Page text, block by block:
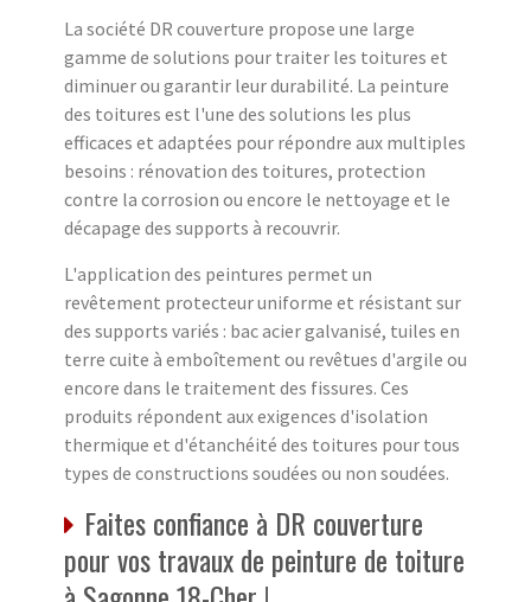
La société DR couverture propose une large
gamme de solutions pour traiter les toitures et
diminuer ou garantir leur durabilité. La peinture
des toitures est l'une des solutions les plus
efficaces et adaptées pour répondre aux multiples
besoins : rénovation des toitures, protection
contre la corrosion ou encore le nettoyage et le
décapage des supports à recouvrir.
L'application des peintures permet un
revêtement protecteur uniforme et résistant sur
des supports variés : bac acier galvanisé, tuiles en
terre cuite à emboîtement ou revêtues d'argile ou
encore dans le traitement des fissures. Ces
produits répondent aux exigences d'isolation
thermique et d'étanchéité des toitures pour tous
types de constructions soudées ou non soudées.
Faites confiance à DR couverture
pour vos travaux de peinture de toiture